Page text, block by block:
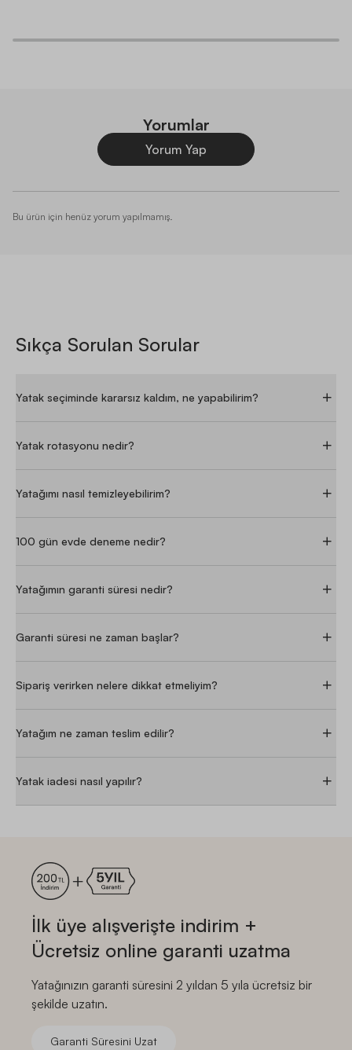
Yorumlar
Yorum Yap
Bu ürün için henüz yorum yapılmamış.
Sıkça Sorulan Sorular
Yatak seçiminde kararsız kaldım, ne yapabilirim?
Yatak rotasyonu nedir?
Yatağımı nasıl temizleyebilirim?
100 gün evde deneme nedir?
Yatağımın garanti süresi nedir?
Garanti süresi ne zaman başlar?
Sipariş verirken nelere dikkat etmeliyim?
Yatağım ne zaman teslim edilir?
Yatak iadesi nasıl yapılır?
İlk üye alışverişte indirim +
Ücretsiz online garanti uzatma
Yatağınızın garanti süresini 2 yıldan 5 yıla ücretsiz bir
şekilde uzatın.
Garanti Süresini Uzat